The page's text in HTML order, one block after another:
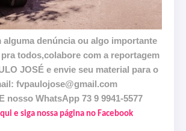
alguma denúncia ou algo importante
todos,colabore com a reportagem
JOSÉ e envie seu material para o
fvpaulojose@gmail.com
nosso WhatsApp 73 9 9941-5577
e siga nossa página no Facebook